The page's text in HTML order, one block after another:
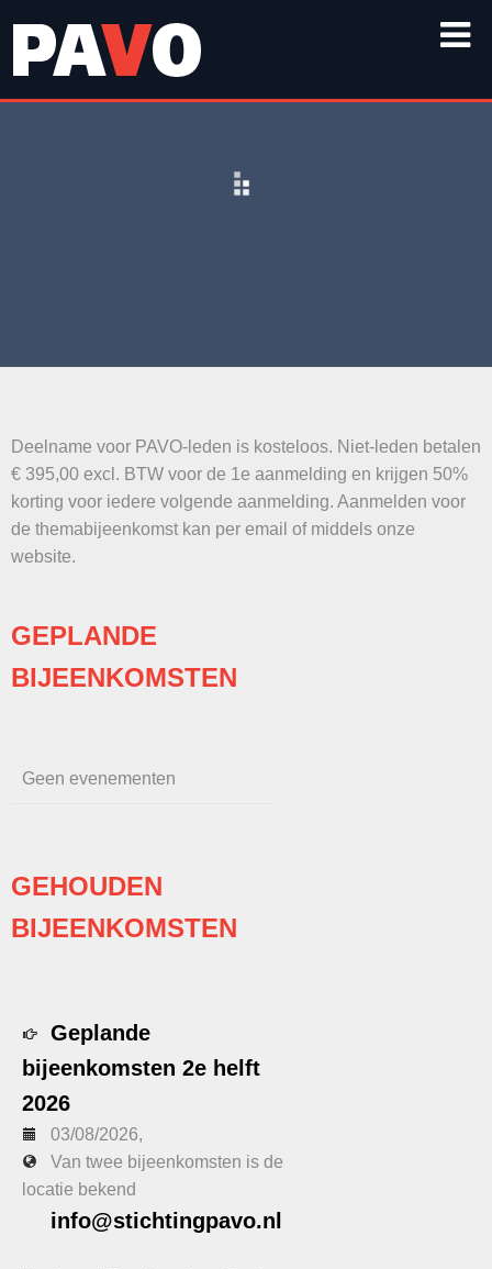
Deelname voor PAVO-leden is kosteloos. Niet-leden betalen
€ 395,00 excl. BTW voor de 1e aanmelding en krijgen 50%
korting voor iedere volgende aanmelding. Aanmelden voor
de themabijeenkomst kan per email of middels onze
website.
GEPLANDE
BIJEENKOMSTEN
Geen evenementen
GEHOUDEN
BIJEENKOMSTEN
Geplande
bijeenkomsten 2e helft
2026
03/08/2026,
Van twee bijeenkomsten is de
locatie bekend
info@stichtingpavo.nl